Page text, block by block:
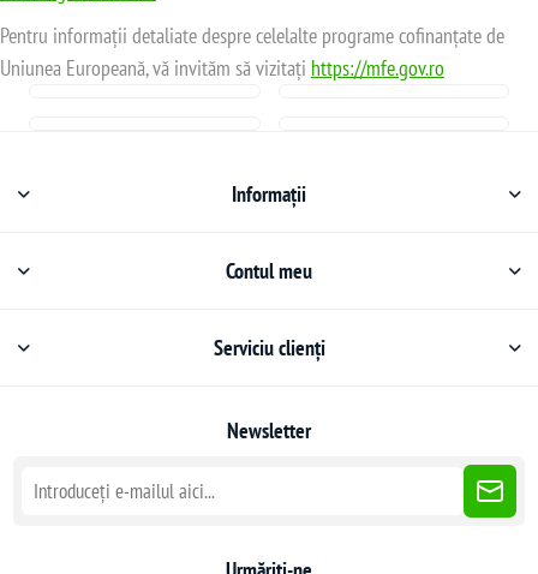
Pentru informații detaliate despre celelalte programe cofinanțate de
Uniunea Europeană, vă invităm să vizitați https://mfe.gov.ro
Informații
Contul meu
Serviciu clienți
Newsletter